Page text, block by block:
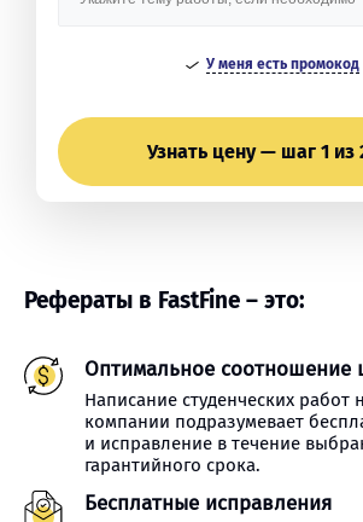
У меня есть промокод
Узнать цену — шаг 1 из
Рефераты в FastFine – это:
Оптимальное соотношение
Написание студенческих работ
компании подразумевает
и исправление в течение
гарантийного срока.
Бесплатные исправления